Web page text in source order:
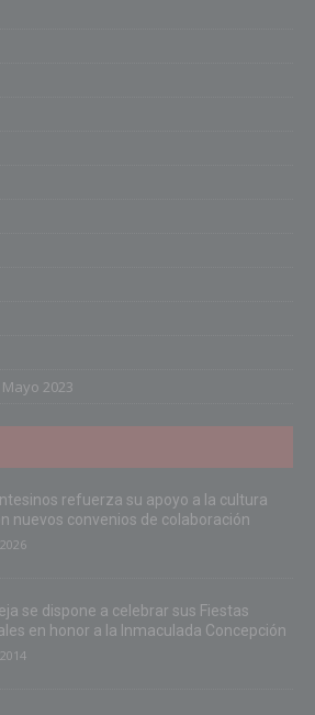
2023
refuerza su apoyo a la cultura
nuevos convenios de colaboración
se dispone a celebrar sus Fiestas
en honor a la Inmaculada Concepción